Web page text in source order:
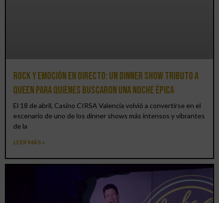
Rock y emoción en directo: un Dinner Show Tributo a
Queen para quienes buscaron una noche épica
El 18 de abril, Casino CIRSA Valencia volvió a convertirse en el
escenario de uno de los dinner shows más intensos y vibrantes
de la
LEER MÁS »